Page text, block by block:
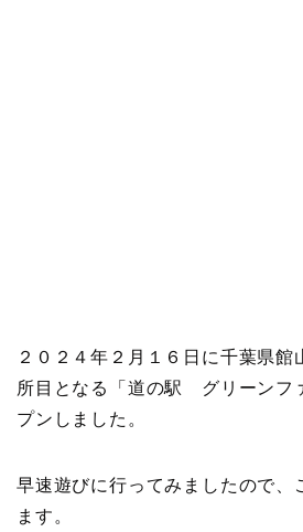
２０２４年２月１６日に千葉県館
所目となる「道の駅 グリーンフ
プンしました。
早速遊びに行ってみましたので、
ます。